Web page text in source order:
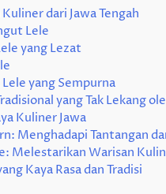
dari Jawa Tengah
Lele
yang Lezat
yang Sempurna
yang Tak Lekang
Kuliner Jawa
Menghadapi Tantangan
Melestarikan Warisan
Kaya Rasa dan Tradisi